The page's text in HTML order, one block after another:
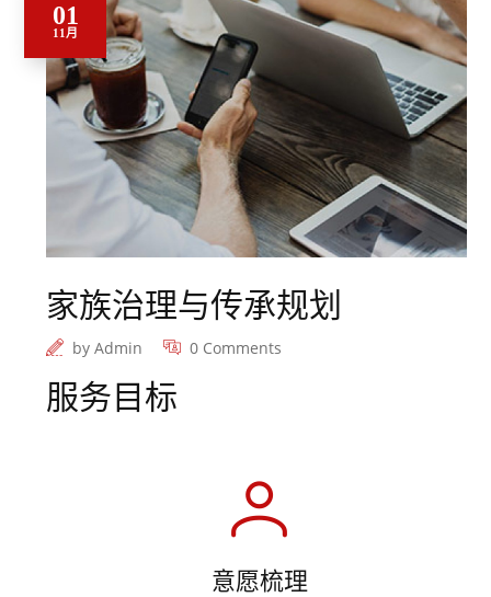
01
11月
家族治理与传承规划
byAdmin 0 Comments
服务目标
意愿梳理